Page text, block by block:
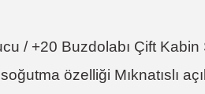
+20 Buzdolabı Çift Kabin
özelliği Mıknatıslı